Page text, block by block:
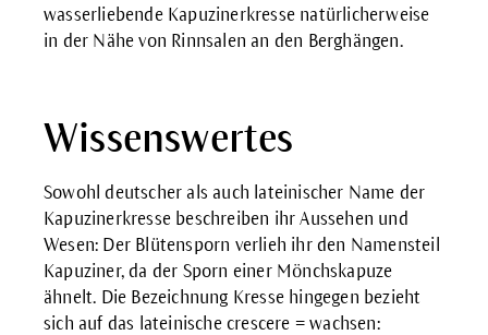
wasserliebende Kapuzinerkresse natürlicherweise
in der Nähe von Rinnsalen an den Berghängen.
Wissenswertes
Sowohl deutscher als auch lateinischer Name der
Kapuzinerkresse beschreiben ihr Aussehen und
Wesen: Der Blütensporn verlieh ihr den Namensteil
Kapuziner, da der Sporn einer Mönchskapuze
ähnelt. Die Bezeichnung Kresse hingegen bezieht
sich auf das lateinische crescere = wachsen: